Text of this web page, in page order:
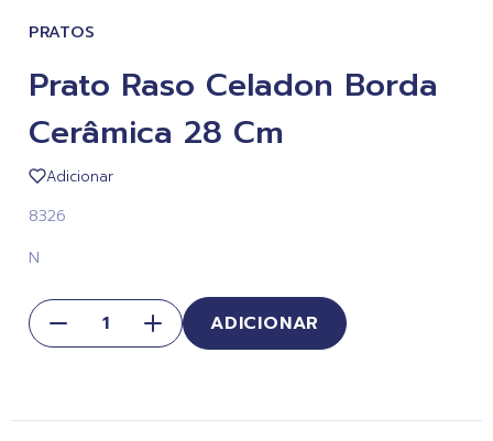
PRATOS
Prato Raso Celadon Borda
Cerâmica 28 Cm
Adicionar
8326
N
ADICIONAR